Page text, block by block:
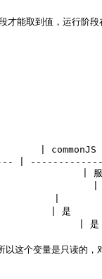
能取到值，运行阶段
|
|
|
| 是
”，所以这个变